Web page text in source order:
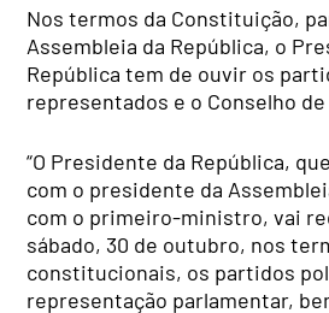
Nos termos da Constituição,
Assembleia da República, o
República tem de ouvir os
representados e o Conselho
“O Presidente da República,
com o presidente da
com o primeiro-ministro, vai
sábado, 30 de outubro, nos
constitucionais, os partidos
representação parlamentar,